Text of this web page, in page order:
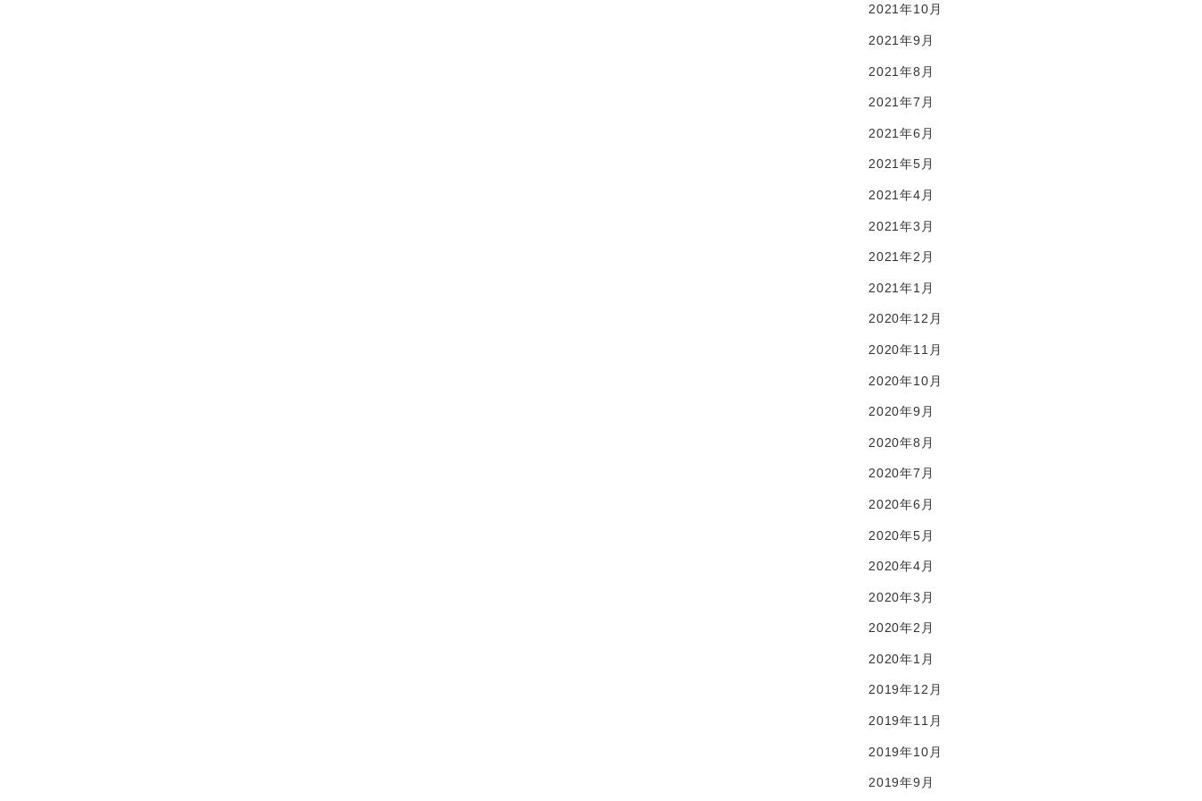
2021年10月
2021年9月
2021年8月
2021年7月
2021年6月
2021年5月
2021年4月
2021年3月
2021年2月
2021年1月
2020年12月
2020年11月
2020年10月
2020年9月
2020年8月
2020年7月
2020年6月
2020年5月
2020年4月
2020年3月
2020年2月
2020年1月
2019年12月
2019年11月
2019年10月
2019年9月